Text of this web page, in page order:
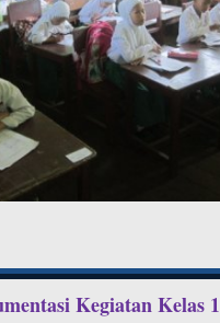
Kegiatan Kelas 1